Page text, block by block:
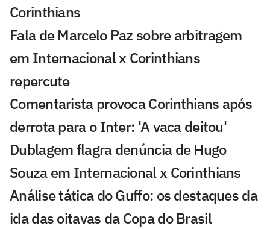
Corinthians
Fala de Marcelo Paz sobre arbitragem
em Internacional x Corinthians
repercute
Comentarista provoca Corinthians após
derrota para o Inter: 'A vaca deitou'
Dublagem flagra denúncia de Hugo
Souza em Internacional x Corinthians
Análise tática do Guffo: os destaques da
ida das oitavas da Copa do Brasil